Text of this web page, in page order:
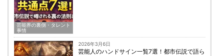
芸能界の裏側・タレント
事情
2026年3月6日
芸能人のハンドサイン一覧7選！都市伝説で語ら